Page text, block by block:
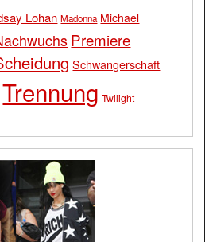
Lohan Madonna Michael
Premiere
Schwangerschaft
Trennung Twilight